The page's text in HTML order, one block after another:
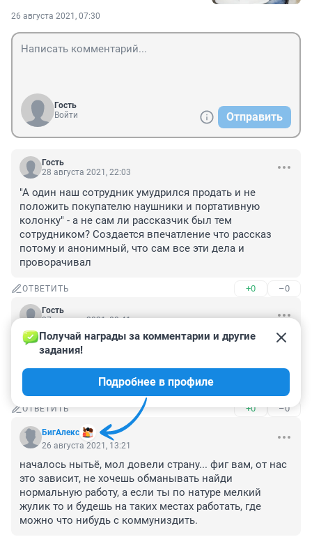
26 августа 2021, 07:30
Гость
Войти
Отправить
Гость
28 августа 2021, 22:03
"А один наш сотрудник умудрился продать и не
положить покупателю наушники и портативную
колонку" - а не сам ли рассказчик был тем
сотрудником? Создается впечатление что рассказ
потому и анонимный, что сам все эти дела и
проворачивал
ОТВЕТИТЬ +0 –0
Гость
27 августа 2021, 00:41
Сын работал - и работает в разных салонах связи - от
менеджера до руководителя - и подобного безобразия
на его работе - я не припомню. Видимо - коллектив
коллективу рознь...
ОТВЕТИТЬ +0 –0
БигАлекс
Получай награды за комментарии и другие
задания!
Подробнее в профиле
26 августа 2021, 13:21
началось нытьё, мол довели страну... фиг вам, от нас
это зависит, не хочешь обманывать найди
нормальную работу, а если ты по натуре мелкий
жулик то и будешь на таких местах работать, где
можно что нибудь с коммуниздить.